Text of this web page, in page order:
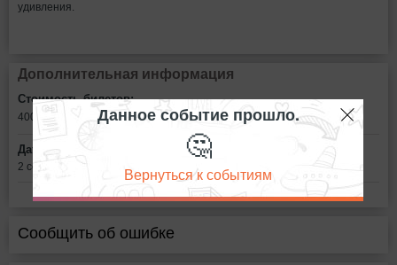
удивления.
Дополнительная информация
Стоимость билетов:
400 рублей
Дата:
2 сентября в 20:00
Сообщить об ошибке
Данное событие прошло.
🤔
Вернуться к событиям